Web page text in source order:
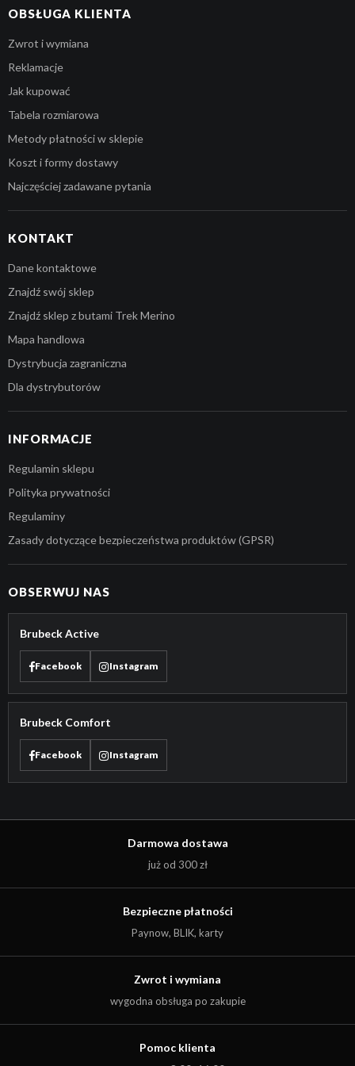
OBSŁUGA KLIENTA
Zwrot i wymiana
Reklamacje
Jak kupować
Tabela rozmiarowa
Metody płatności w sklepie
Koszt i formy dostawy
Najczęściej zadawane pytania
KONTAKT
Dane kontaktowe
Znajdź swój sklep
Znajdź sklep z butami Trek Merino
Mapa handlowa
Dystrybucja zagraniczna
Dla dystrybutorów
INFORMACJE
Regulamin sklepu
Polityka prywatności
Regulaminy
Zasady dotyczące bezpieczeństwa produktów (GPSR)
OBSERWUJ NAS
Brubeck Active
Facebook Instagram
Brubeck Comfort
Facebook Instagram
Darmowa dostawa
już od 300 zł
Bezpieczne płatności
Paynow, BLIK, karty
Zwrot i wymiana
wygodna obsługa po zakupie
Pomoc klienta